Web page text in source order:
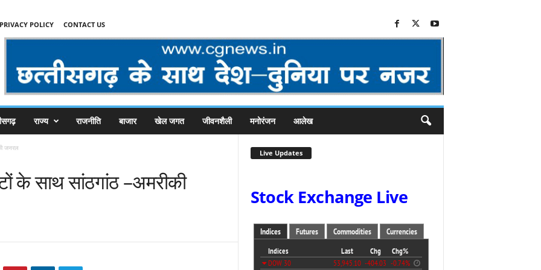
PRIVACY POLICY CONTACT US
राज्य राजनीति बाजार खेल जगत जीवनशैली मनोरंजन आलेख
जनरल
साथ सांठगांठ –अमरीकी
Live Updates
Stock Exchange Live